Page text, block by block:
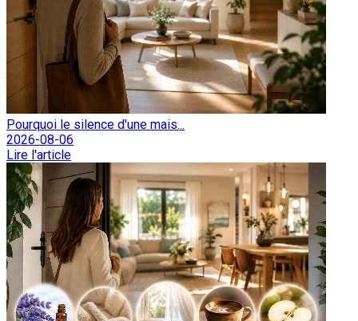
Pourquoi le silence d'une mais...
2026-08-06
Lire l'article